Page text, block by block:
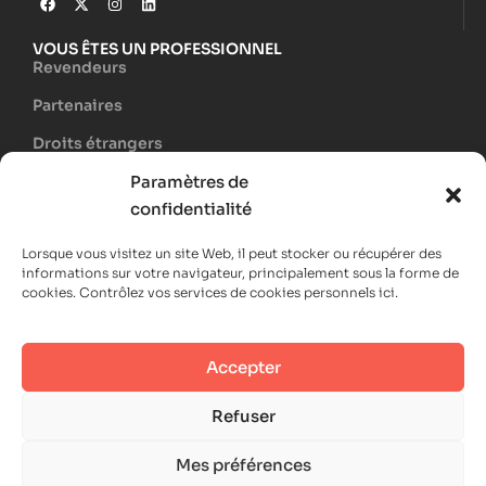
Paramètres de
confidentialité
Lorsque vous visitez un site Web, il peut stocker ou récupérer des
informations sur votre navigateur, principalement sous la forme de
cookies. Contrôlez vos services de cookies personnels ici.
Accepter
Refuser
Mes préférences
VOUS ÊTES UN PROFESSIONNEL
Revendeurs
Partenaires
Droits étrangers
A PROPOS D'AMPHORA
Qui sommes-nous ?
Données personnelles et cookies